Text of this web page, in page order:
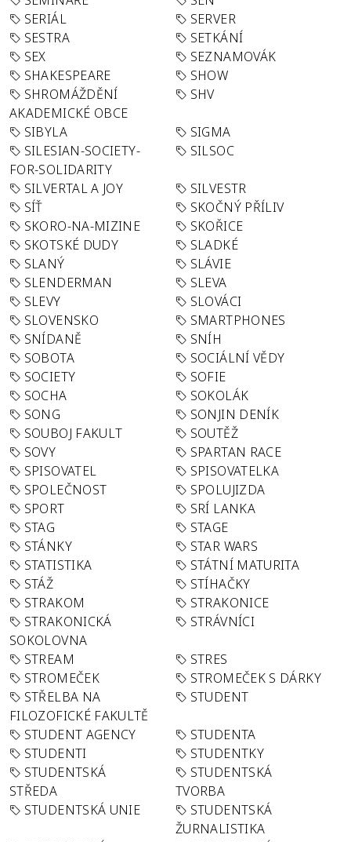
SERIÁL
SERVER
SESTRA
SETKÁNÍ
SEX
SEZNAMOVÁK
SHAKESPEARE
SHOW
SHROMÁŽDĚNÍ
AKADEMICKÉ OBCE
SHV
SIBYLA
SIGMA
SILESIAN-SOCIETY-
FOR-SOLIDARITY
SILSOC
SILVERTAL A JOY
SILVESTR
SÍŤ
SKOČNÝ PŘÍLIV
SKORO-NA-MIZINE
SKOŘICE
SKOTSKÉ DUDY
SLADKÉ
SLANÝ
SLÁVIE
SLENDERMAN
SLEVA
SLEVY
SLOVÁCI
SLOVENSKO
SMARTPHONES
SNÍDANĚ
SNÍH
SOBOTA
SOCIÁLNÍ VĚDY
SOCIETY
SOFIE
SOCHA
SOKOLÁK
SONG
SONJIN DENÍK
SOUBOJ FAKULT
SOUTĚŽ
SOVY
SPARTAN RACE
SPISOVATEL
SPISOVATELKA
SPOLEČNOST
SPOLUJIZDA
SPORT
SRÍ LANKA
STAG
STAGE
STÁNKY
STAR WARS
STATISTIKA
STÁTNÍ MATURITA
STÁŽ
STÍHAČKY
STRAKOM
STRAKONICE
STRAKONICKÁ
SOKOLOVNA
STRÁVNÍCI
STREAM
STRES
STROMEČEK
STROMEČEK S DÁRKY
STŘELBA NA
FILOZOFICKÉ FAKULTĚ
STUDENT
STUDENT AGENCY
STUDENTA
STUDENTI
STUDENTKY
STUDENTSKÁ
STŘEDA
STUDENTSKÁ
TVORBA
STUDENTSKÁ UNIE
STUDENTSKÁ
ŽURNALISTIKA